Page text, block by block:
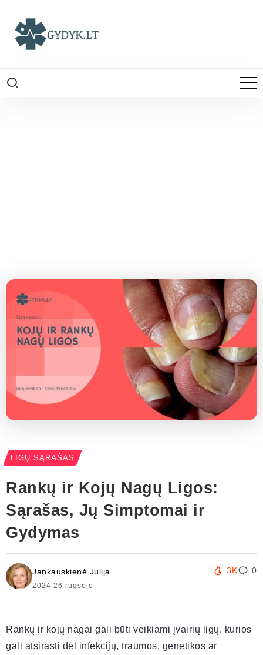
LIGŲ SĄRAŠAS
Rankų ir Kojų Nagų Ligos:
Sąrašas, Jų Simptomai ir
Gydymas
Jankauskienė Julija
2024 26 rugsėjo
3K 0
Rankų ir kojų nagai gali būti veikiami įvairių ligų, kurios
gali atsirasti dėl infekcijų, traumos, genetikos ar